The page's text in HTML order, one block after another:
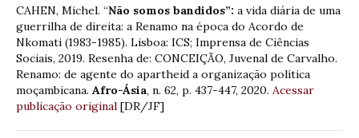
CAHEN, Michel. “Não somos bandidos”: a vida diária de uma
guerrilha de direita: a Renamo na época do Acordo de
Nkomati (1983-1985). Lisboa: ICS; Imprensa de Ciências
Sociais, 2019. Resenha de: CONCEIÇÃO, Juvenal de Carvalho.
Renamo: de agente do apartheid a organização política
moçambicana. Afro-Ásia, n. 62, p. 437-447, 2020. Acessar
publicação original [DR/JF]